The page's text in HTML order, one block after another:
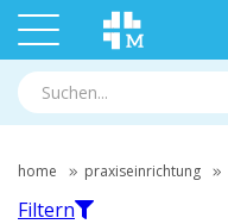
home praxiseinrichtung
Filtern